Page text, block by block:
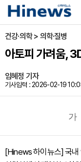
건강·의학 > 의학·질병
아토피 가려움,
임혜정 기자
기사입력 : 2026-02-19
가
[Hinews 하이뉴스] 국내